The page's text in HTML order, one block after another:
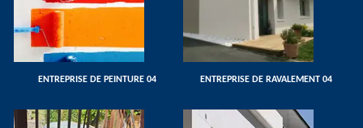
ENTREPRISE DE PEINTURE 04 ENTREPRISE DE RAVALEMENT 04